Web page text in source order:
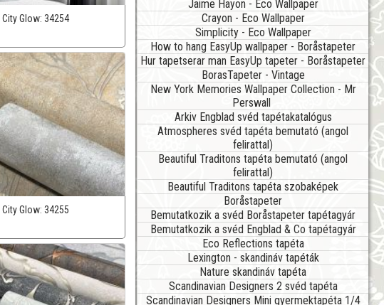
City Glow: 34254
City Glow: 34255
Jaime Hayon - Eco Wallpaper
Crayon - Eco Wallpaper
Simplicity - Eco Wallpaper
How to hang EasyUp wallpaper - Boråstapeter
Hur tapetserar man EasyUp tapeter - Boråstapeter
BorasTapeter - Vintage
New York Memories Wallpaper Collection - Mr
Perswall
Arkiv Engblad svéd tapétakatalógus
Atmospheres svéd tapéta bemutató (angol
felirattal)
Beautiful Traditons tapéta bemutató (angol
felirattal)
Beautiful Traditons tapéta szobaképek
Boråstapeter
Bemutatkozik a svéd Boråstapeter tapétagyár
Bemutatkozik a svéd Engblad & Co tapétagyár
Eco Reflections tapéta
Lexington - skandináv tapéták
Nature skandináv tapéta
Scandinavian Designers 2 svéd tapéta
Scandinavian Designers Mini gyermektapéta 1/4